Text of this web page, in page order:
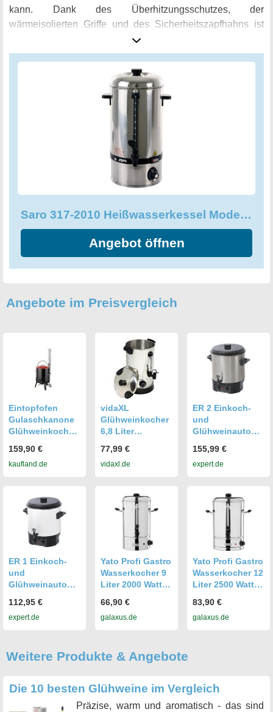
kann. Dank des Überhitzungsschutzes, der
wärmeisolierten Griffe und des Sicherheitszapfhahns ist
der Kessel sowohl langlebig als auch sicher in der
Handhabung. Die Temperatur kann flexibel und stufenlos
zwischen 30 und 110°C eingestellt werden, um ein
perfektes Ergebnis zu erzielen. Eine große Deckelöffnung
ermöglicht eine einfache Reinigung und eine bequeme
Handhabung. Ob für große Feiern oder als nützliches
Zubehör in der Gastronomie, der Saro 317-2010
Heißwasserkessel Modell Hot Drink Mini ist ein praktischer
und zuverlässiger Begleiter. Zusätzlich zum Kessel wird
ein Auslaufhahn mitgeliefert, um das Ausschenken noch
einfacher zu gestalten. Gönnen Sie sich mit diesem Kessel
dem Warmhalten von Heißgetränken!
Saro 317-2010 Heißwasserkessel Modell Hot Drink Mini für Erhitzen
Angebot öffnen
Angebote im Preisvergleich
Eintopfofen
Gulaschkanone
Glühweinkocher
Liter
159,90 €
kaufland.de
vidaXL
Glühweinkocher
6,8 Liter
77,99 €
vidaxl.de
ER 2 Einkoch-
und
Glühweinautoma
155,99 €
expert.de
ER 1 Einkoch-
und
Glühweinautoma
112,95 €
expert.de
Yato Profi Gastro
Wasserkocher 9
Liter 2000 Watt
Teekocher
Glühweinkocher
66,90 €
galaxus.de
Yato Profi Gastro
Wasserkocher 12
Liter 2500 Watt
Teekocher
Glühweinkocher
83,90 €
galaxus.de
Weitere Produkte & Angebote
Die 10 besten Glühweine im Vergleich
Präzise, warm und aromatisch - das sind